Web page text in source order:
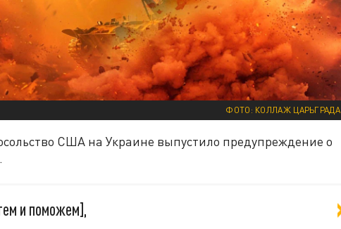
ФОТО: КОЛЛАЖ ЦАРЬГРАДА
США на Украине выпустило предупреждение о
и поможем],